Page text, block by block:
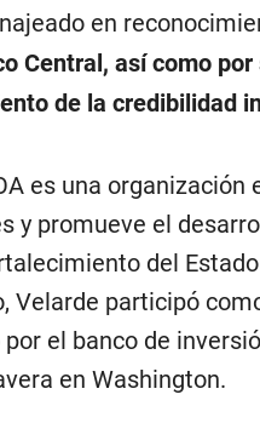
en
Central, así como
de la credibilidad
es una
y promueve el
del
Velarde participó
el banco de
en Washington.